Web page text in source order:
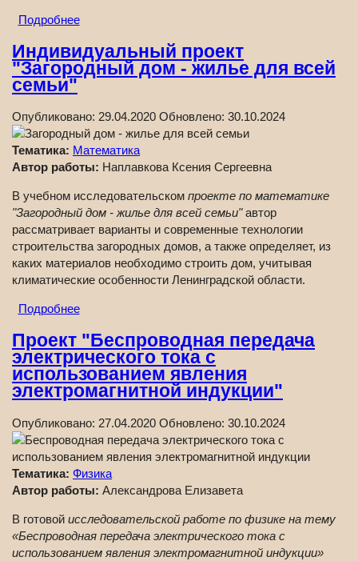
Подробнее
Индивидуальный проект
"Загородный дом - жилье для всей
семьи"
Опубликовано: 29.04.2020 Обновлено: 30.10.2024
Тематика: Математика
Автор работы: Наплавкова Ксения Сергеевна
В учебном исследовательском проекте по математике
"Загородный дом - жилье для всей семьи"автор
рассматривает варианты и современные технологии
строительства загородных домов, а также определяет, из
каких материалов необходимо строить дом, учитывая
климатические особенности Ленинградской области.
Подробнее
Проект "Беспроводная передача
электрического тока с
использованием явления
электромагнитной индукции"
Опубликовано: 27.04.2020 Обновлено: 30.10.2024
Тематика: Физика
Автор работы: Александрова Елизавета
В готовой исследовательской работе по физике на тему
«Беспроводная передача электрического тока с
использованием явления электромагнитной индукции»